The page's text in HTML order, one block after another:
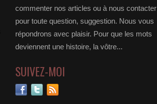
commenter nos articles ou à nous contacter
pour toute question, suggestion. Nous vous
répondrons avec plaisir. Pour que les mots
deviennent une histoire, la vôtre...
SUIVEZ-MOI